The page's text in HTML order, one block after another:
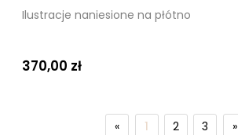
Ilustracje naniesione na płótno
370,00 zł
« 1 2 3 »